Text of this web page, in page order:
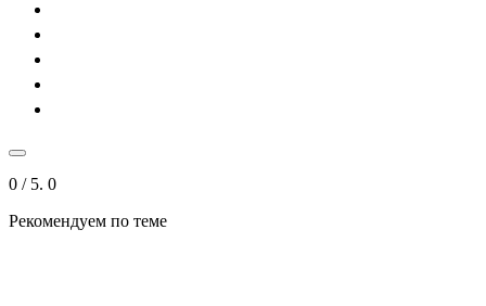
0 / 5. 0
Рекомендуем по теме